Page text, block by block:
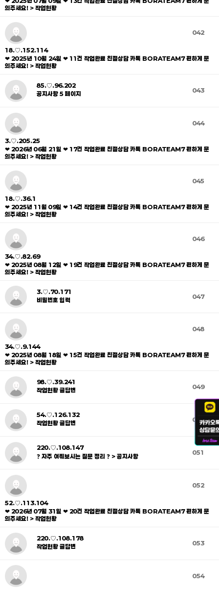
의주세요! > 작업현황
042
18.♡.152.114
❤ 2025년 10월 24일 ❤ 11건 작업완료 친절상담 카톡 BORATEAM7 편하게 문
의주세요! > 작업현황
043
85.♡.96.202
공지사항 5 페이지
044
3.♡.205.25
❤ 2026년 06월 21일 ❤ 17건 작업완료 친절상담 카톡 BORATEAM7 편하게 문
의주세요! > 작업현황
045
18.♡.36.1
❤ 2025년 11월 09일 ❤ 14건 작업완료 친절상담 카톡 BORATEAM7 편하게 문
의주세요! > 작업현황
046
34.♡.82.69
❤ 2025년 08월 12일 ❤ 19건 작업완료 친절상담 카톡 BORATEAM7 편하게 문
의주세요! > 작업현황
047
3.♡.70.171
비밀번호 입력
048
34.♡.9.144
❤ 2025년 08월 18일 ❤ 15건 작업완료 친절상담 카톡 BORATEAM7 편하게 문
의주세요! > 작업현황
049
98.♡.39.241
작업현황 글답변
050
54.♡.126.132
작업현황 글답변
051
220.♡.108.147
❓ 자주 여쭤보시는 질문 정리 ❓ > 공지사항
052
52.♡.113.104
❤ 2026년 07월 31일 ❤ 20건 작업완료 친절상담 카톡 BORATEAM7 편하게 문
의주세요! > 작업현황
053
220.♡.108.178
작업현황 글답변
054